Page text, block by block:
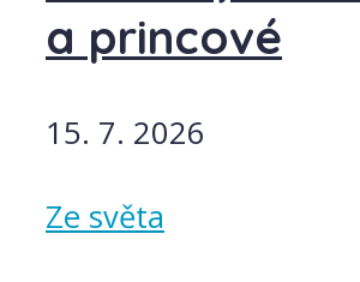
a princové
15. 7. 2026
Ze světa